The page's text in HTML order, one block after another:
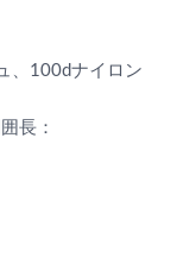
、100dナイロン
長：